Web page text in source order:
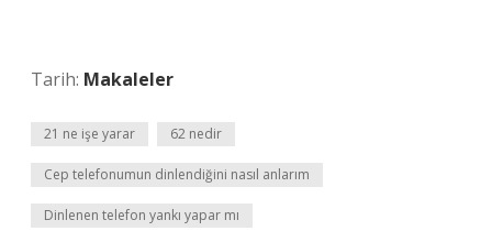
Tarih: Makaleler
21 ne işe yarar 62 nedir
Cep telefonumun dinlendiğini nasıl anlarım
Dinlenen telefon yankı yapar mı